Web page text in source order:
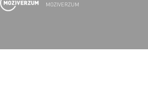
MOZIVERZUM